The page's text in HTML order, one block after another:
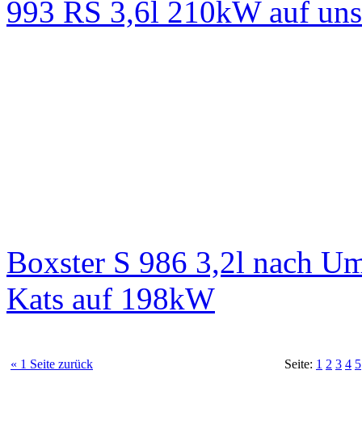
993 RS 3,6l 210kW auf
Boxster S 986 3,2l nach
Kats auf 198kW
« 1 Seite zurück Seite: 1 2 3 4 5